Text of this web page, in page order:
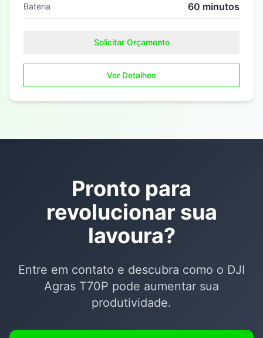
Bateria 60 minutos
Solicitar Orçamento
Ver Detalhes
Pronto para
revolucionar sua
lavoura?
Entre em contato e descubra como o DJI
Agras T70P pode aumentar sua
produtividade.